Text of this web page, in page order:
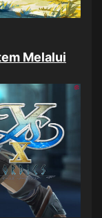
Melalui